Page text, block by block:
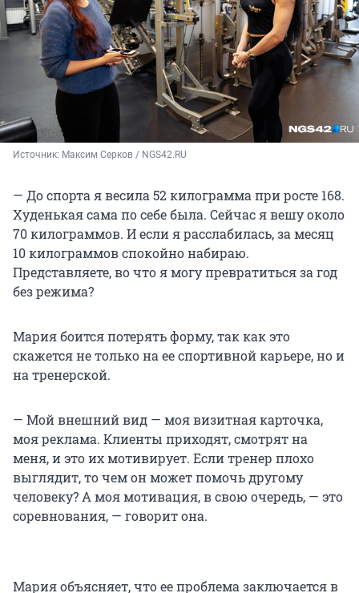
Источник: Максим Серков / NGS42.RU
— До спорта я весила 52 килограмма при росте 168.
Худенькая сама по себе была. Сейчас я вешу около
70 килограммов. И если я расслабилась, за месяц
10 килограммов спокойно набираю.
Представляете, во что я могу превратиться за год
без режима?
Мария боится потерять форму, так как это
скажется не только на ее спортивной карьере, но и
на тренерской.
— Мой внешний вид — моя визитная карточка,
моя реклама. Клиенты приходят, смотрят на
меня, и это их мотивирует. Если тренер плохо
выглядит, то чем он может помочь другому
человеку? А моя мотивация, в свою очередь, — это
соревнования, — говорит она.
Мария объясняет, что ее проблема заключается в